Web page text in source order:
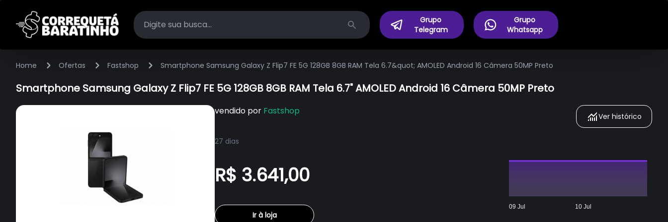
Search
Grupo
Telegram
Grupo
Whatsapp
Home Ofertas Fastshop Smartphone Samsung Galaxy Z Flip7 FE 5G 128GB 8GB RAM Tela 6.7&quot; AMOLED Android 16 Câmera 50MP Preto
Smartphone Samsung Galaxy Z Flip7 FE 5G 128GB 8GB RAM Tela 6.7" AMOLED Android 16 Câmera 50MP Preto
vendido por Fastshop
27 dias
R$ 3.641,00
Ir à loja
Ver histórico
09 Jul 10 Jul